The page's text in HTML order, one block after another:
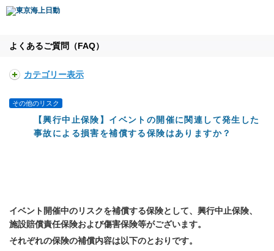
よくあるご質問（FAQ）
カテゴリー表示
その他のリスク
【興行中止保険】イベントの開催に関連して発生した
事故による損害を補償する保険はありますか？
イベント開催中のリスクを補償する保険として、興行中止保険、
施設賠償責任保険および傷害保険等がございます。
それぞれの保険の補償内容は以下のとおりです。